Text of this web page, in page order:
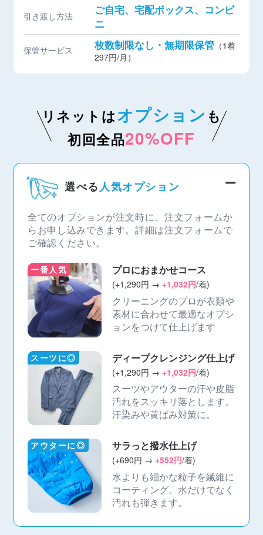
引き渡し方法
ご自宅、宅配ボックス、コンビ
ニ
保管サービス 枚数制限なし・無期限保管（1着
297円/月）
リネットはオプション も
初回全品20%OFF
選べる人気オプション
全てのオプションが注文時に、注文フォームか
らお申し込みできます。詳細は注文フォームで
ご確認ください。
一番人気 プロにおまかせコース
(+1,290円 → +1,032円/着)
クリーニングのプロが衣類や
素材に合わせて最適なオプシ
ョンをつけて仕上げます
スーツに◎ ディープクレンジング仕上げ
(+1,290円 → +1,032円/着)
スーツやアウターの汗や皮脂
汚れをスッキリ落とします。
汗染みや黄ばみ対策に。
アウターに◎ サラっと撥水仕上げ
(+690円 → +552円/着)
水よりも細かな粒子を繊維に
コーティング。水だけでなく
汚れも弾きます。